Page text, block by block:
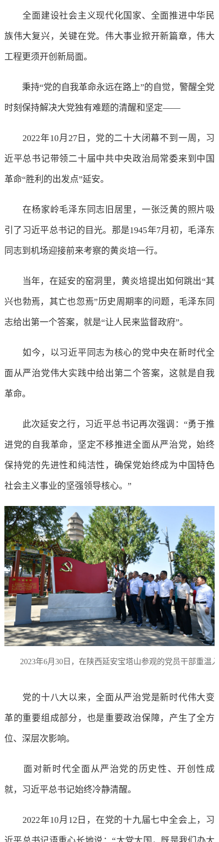
全面建设社会主义现代化国家、全面推进中华民
族伟大复兴，关键在党。伟大事业掀开新篇章，伟大
工程更须开创新局面。
秉持“党的自我革命永远在路上”的自觉，警醒全党
时刻保持解决大党独有难题的清醒和坚定——
2022年10月27日，党的二十大闭幕不到一周，习
近平总书记带领二十届中共中央政治局常委来到中国
革命“胜利的出发点”延安。
在杨家岭毛泽东同志旧居里，一张泛黄的照片吸
引了习近平总书记的目光。那是1945年7月初，毛泽东
同志到机场迎接前来考察的黄炎培一行。
当年，在延安的窑洞里，黄炎培提出如何跳出“其
兴也勃焉，其亡也忽焉”历史周期率的问题，毛泽东同
志给出第一个答案，就是“让人民来监督政府”。
如今，以习近平同志为核心的党中央在新时代全
面从严治党伟大实践中给出第二个答案，这就是自我
革命。
此次延安之行，习近平总书记再次强调：“勇于推
进党的自我革命，坚定不移推进全面从严治党，始终
保持党的先进性和纯洁性，确保党始终成为中国特色
社会主义事业的坚强领导核心。”
2023年6月30日，在陕西延安宝塔山参观的党员干部重温
党的十八大以来，全面从严治党是新时代伟大变
革的重要组成部分，也是重要政治保障，产生了全方
位、深层次影响。
面对新时代全面从严治党的历史性、开创性成
就，习近平总书记始终冷静清醒。
2022年10月12日，在党的十九届七中全会上，习